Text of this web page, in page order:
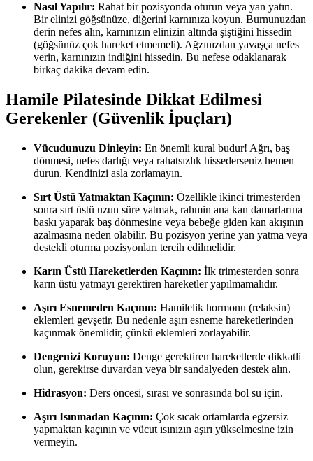
Nasıl Yapılır: Rahat bir pozisyonda oturun veya yan yatın.
Bir elinizi göğsünüze, diğerini karnınıza koyun. Burnunuzdan
derin nefes alın, karnınızın elinizin altında şiştiğini hissedin
(göğsünüz çok hareket etmemeli). Ağzınızdan yavaşça nefes
verin, karnınızın indiğini hissedin. Bu nefese odaklanarak
birkaç dakika devam edin.
Hamile Pilatesinde Dikkat Edilmesi
Gerekenler (Güvenlik İpuçları)
Vücudunuzu Dinleyin: En önemli kural budur! Ağrı, baş
dönmesi, nefes darlığı veya rahatsızlık hissederseniz hemen
durun. Kendinizi asla zorlamayın.
Sırt Üstü Yatmaktan Kaçının: Özellikle ikinci trimesterden
sonra sırt üstü uzun süre yatmak, rahmin ana kan damarlarına
baskı yaparak baş dönmesine veya bebeğe giden kan akışının
azalmasına neden olabilir. Bu pozisyon yerine yan yatma veya
destekli oturma pozisyonları tercih edilmelidir.
Karın Üstü Hareketlerden Kaçının: İlk trimesterden sonra
karın üstü yatmayı gerektiren hareketler yapılmamalıdır.
Aşırı Esnemeden Kaçının: Hamilelik hormonu (relaksin)
eklemleri gevşetir. Bu nedenle aşırı esneme hareketlerinden
kaçınmak önemlidir, çünkü eklemleri zorlayabilir.
Dengenizi Koruyun: Denge gerektiren hareketlerde dikkatli
olun, gerekirse duvardan veya bir sandalyeden destek alın.
Hidrasyon: Ders öncesi, sırası ve sonrasında bol su için.
Aşırı Isınmadan Kaçının: Çok sıcak ortamlarda egzersiz
yapmaktan kaçının ve vücut ısınızın aşırı yükselmesine izin
vermeyin.